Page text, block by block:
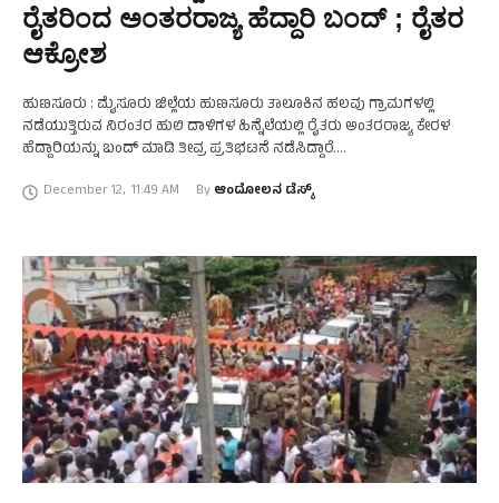
ರೈತರಿಂದ ಅಂತರರಾಜ್ಯ ಹೆದ್ದಾರಿ ಬಂದ್‌ ; ರೈತರ
ಆಕ್ರೋಶ
ಹುಣಸೂರು : ಮೈಸೂರು ಜಿಲ್ಲೆಯ ಹುಣಸೂರು ತಾಲೂಕಿನ ಹಲವು ಗ್ರಾಮಗಳಲ್ಲಿ
ನಡೆಯುತ್ತಿರುವ ನಿರಂತರ ಹುಲಿ ದಾಳಿಗಳ ಹಿನ್ನೆಲೆಯಲ್ಲಿ ರೈತರು ಅಂತರರಾಜ್ಯ ಕೇರಳ
ಹೆದ್ದಾರಿಯನ್ನು ಬಂದ್ ಮಾಡಿ ತೀವ್ರ ಪ್ರತಿಭಟನೆ ನಡೆಸಿದ್ದಾರೆ.
ಸುತ್ತಮುತ್ತಲಿನ …
December 12, 11:49 AM By ಆಂದೋಲನ ಡೆಸ್ಕ್